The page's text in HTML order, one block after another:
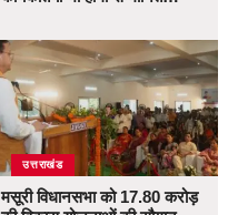
उत्तराखंड
मसूरी विधानसभा को 17.80 करोड़